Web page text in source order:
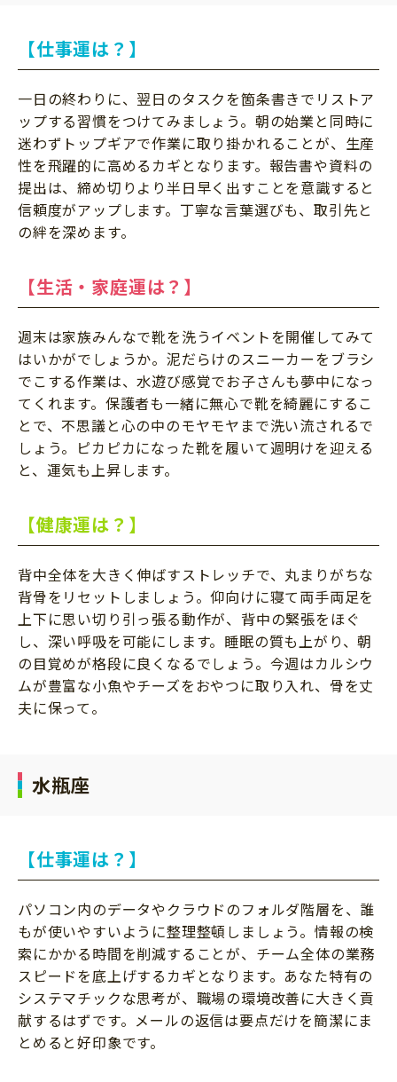
【仕事運は？】
一日の終わりに、翌日のタスクを箇条書きでリストア
ップする習慣をつけてみましょう。朝の始業と同時に
迷わずトップギアで作業に取り掛かれることが、生産
性を飛躍的に高めるカギとなります。報告書や資料の
提出は、締め切りより半日早く出すことを意識すると
信頼度がアップします。丁寧な言葉選びも、取引先と
の絆を深めます。
【生活・家庭運は？】
週末は家族みんなで靴を洗うイベントを開催してみて
はいかがでしょうか。泥だらけのスニーカーをブラシ
でこする作業は、水遊び感覚でお子さんも夢中になっ
てくれます。保護者も一緒に無心で靴を綺麗にするこ
とで、不思議と心の中のモヤモヤまで洗い流されるで
しょう。ピカピカになった靴を履いて週明けを迎える
と、運気も上昇します。
【健康運は？】
背中全体を大きく伸ばすストレッチで、丸まりがちな
背骨をリセットしましょう。仰向けに寝て両手両足を
上下に思い切り引っ張る動作が、背中の緊張をほぐ
し、深い呼吸を可能にします。睡眠の質も上がり、朝
の目覚めが格段に良くなるでしょう。今週はカルシウ
ムが豊富な小魚やチーズをおやつに取り入れ、骨を丈
夫に保って。
水瓶座
【仕事運は？】
パソコン内のデータやクラウドのフォルダ階層を、誰
もが使いやすいように整理整頓しましょう。情報の検
索にかかる時間を削減することが、チーム全体の業務
スピードを底上げするカギとなります。あなた特有の
システマチックな思考が、職場の環境改善に大きく貢
献するはずです。メールの返信は要点だけを簡潔にま
とめると好印象です。